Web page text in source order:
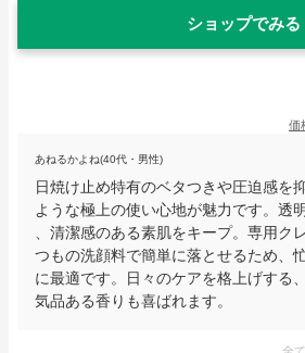
ショップでみる
価
あねるかよね(40代・男性)
日焼け止め特有のベタつきや圧迫感を
ような極上の使い心地が魅力です。透
、清潔感のある素肌をキープ。専用ク
つもの洗顔料で簡単に落とせるため、
に最適です。日々のケアを格上げする
気品ある香りも喜ばれます。